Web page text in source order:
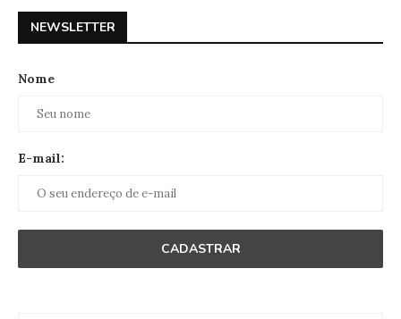
NEWSLETTER
Nome
E-mail: